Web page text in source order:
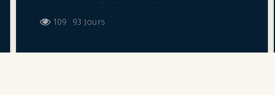
Tropez. Pensée pour un séjour haut de gamme, elle conjugue
109 93 Jours